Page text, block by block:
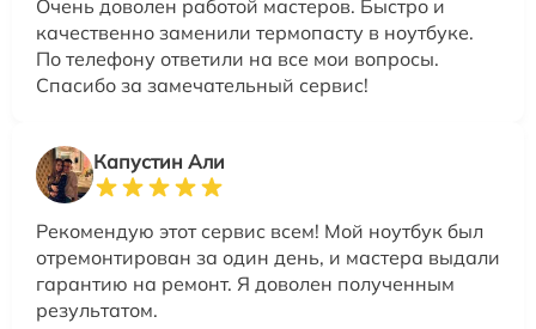
Очень доволен работой мастеров. Быстро и
качественно заменили термопасту в ноутбуке.
По телефону ответили на все мои вопросы.
Спасибо за замечательный сервис!
Капустин Али
Рекомендую этот сервис всем! Мой ноутбук был
отремонтирован за один день, и мастера выдали
гарантию на ремонт. Я доволен полученным
результатом.